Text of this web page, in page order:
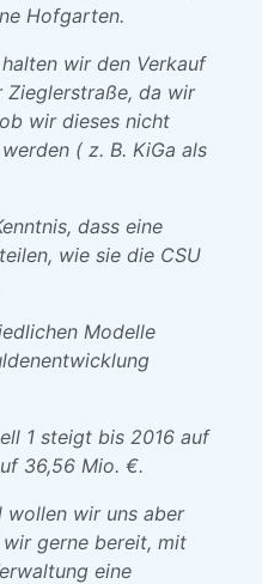
Hofgarten.
wir den Verkauf
Zieglerstraße, da wir
wir dieses nicht
( z. B. KiGa als
dass eine
wie sie die CSU
Modelle
1 steigt bis 2016 auf
36,56 Mio. €.
wollen wir uns aber
gerne bereit, mit
eine